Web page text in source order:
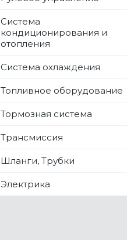
Система
кондиционирования и
отопления
Система охлаждения
Топливное оборудование
Тормозная система
Трансмиссия
Шланги, Трубки
Электрика